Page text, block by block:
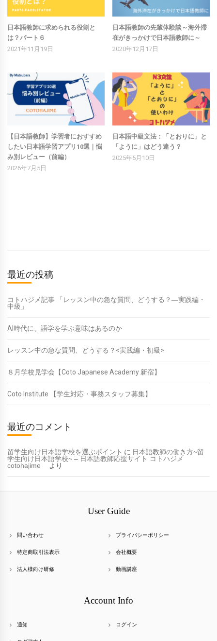
日本語教師に求められる役割と
は？パート６
2021年11月19日
日本語教師の先輩体験談～海外滞
在がきっかけで日本語教師に～
2020年12月17日
【日本語教師】学習者におすすめ
したい日本語学習アプリ10選｜悩
み別レビュー（前編）
2026年7月5日
日本語中級文法：「とおりに」と
「ように」はどう違う？
2025年5月10日
最近の投稿
コトハジメ記事 「レッスン中の急な質問、どうする？―実践編・
中級」
AI時代に、語学を学ぶ意味はあるのか
レッスン中の急な質問、どうする？<実践編・初級>
８月学校見学会【Coto Japanese Academy 新宿】
Coto Institute 【学生対応・事務スタッフ募集】
最近のコメント
留学生向け日本語学校を選ぶポイント に 日本語教師の働き方~留
学生向け日本語学校~ – 日本語教師応援サイト コトハジメ
cotohajime
より
User Guide
問い合わせ プライバシーポリシー
特定商取引法表示 会社概要
法人様向け研修 動画講座
Account Info
通知 ログイン